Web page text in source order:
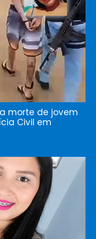
morte de jovem
Civil em